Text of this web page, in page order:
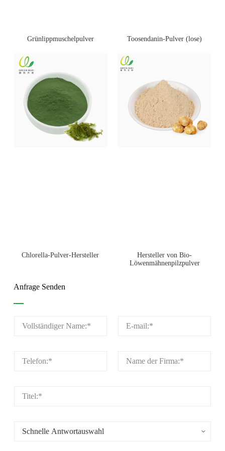
Grünlippmuschelpulver Toosendanin-Pulver (lose)
Chlorella-Pulver-Hersteller
Hersteller von Bio-
Löwenmähnenpilzpulver
Anfrage Senden